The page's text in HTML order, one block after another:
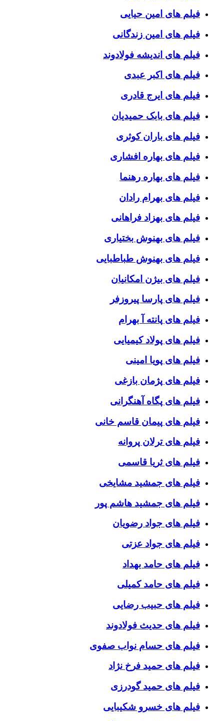
فیلم های امین حیایی
فیلم های امین زندگانی
فیلم های اندیشه فولادوند
فیلم های اکبر عبدی
فیلم های ایرج قادری
فیلم های بابک حمیدیان
فیلم های باران کوثری
فیلم های بهاره افشاری
فیلم های بهاره رهنما
فیلم های بهرام رادان
فیلم های بهزاد فراهانی
فیلم های بهنوش بختیاری
فیلم های بهنوش طباطبایی
فیلم های بیژن امکانیان
فیلم های پارسا پیروزفر
فیلم های پانته آ بهرام
فیلم های پولاد کیمیایی
فیلم های پویا امینی
فیلم های پژمان بازغی
فیلم های پگاه آهنگرانی
فیلم های پیمان قاسم خانی
فیلم های ترلان پروانه
فیلم های ثریا قاسمی
فیلم های جمشید مشایخی
فیلم های جمشید هاشم پور
فیلم های جواد رضویان
فیلم های جواد عزتی
فیلم های حامد بهداد
فیلم های حامد کمیلی
فیلم های حبیب رضایی
فیلم های حدیث فولادوند
فیلم های حسام نواب صفوی
فیلم های حمید فرخ نژاد
فیلم های حمید گودرزی
فیلم های خسرو شکیبایی